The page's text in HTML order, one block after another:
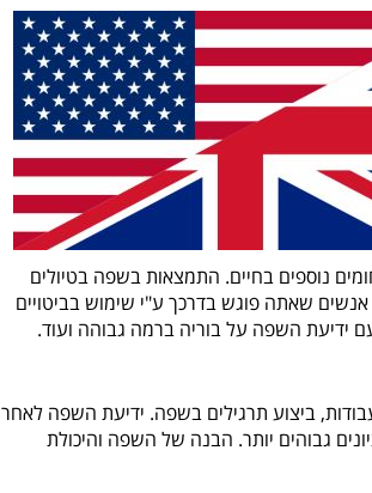
נוספים בחיים. התמצאות בשפה בטיולים
שאתה פוגש בדרכך ע"י שימוש בביטויים
ידיעת השפה על בוריה ברמה גבוהה ועוד.
ביצוע תרגילים בשפה. ידיעת השפה לאחר
גבוהים יותר. הבנה של השפה והיכולת